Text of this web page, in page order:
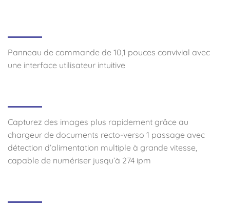
Panneau de commande de 10,1 pouces convivial avec
une interface utilisateur intuitive
Capturez des images plus rapidement grâce au
chargeur de documents recto-verso 1 passage avec
détection d’alimentation multiple à grande vitesse,
capable de numériser jusqu’à 274 ipm